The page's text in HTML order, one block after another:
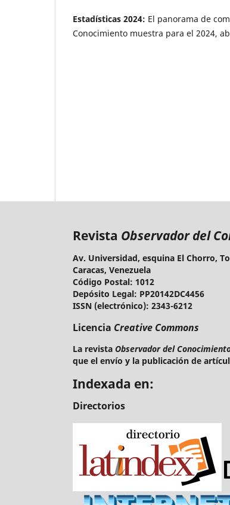
Estadísticas 2024: El panorama de
Conocimiento muestra para el 2024,
Revista Observador del
Av. Universidad, esquina El Chorro,
Caracas, Venezuela
Código Postal: 1012
Depósito Legal: PP20142DC4456
ISSN (electrónico): 2343-6212
Licencia Creative Commons
La revista Observador del
que el envío y la publicación de
Indexada en:
Directorios